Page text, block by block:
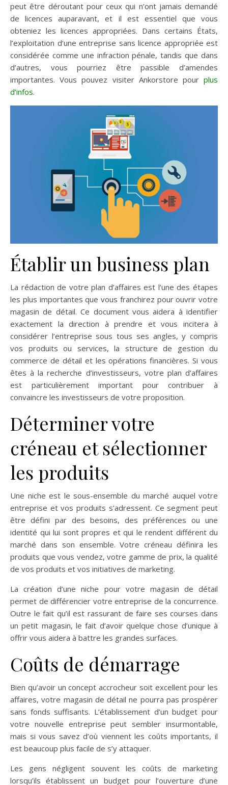
peut être déroutant pour ceux qui n’ont jamais demandé
de licences auparavant, et il est essentiel que vous
obteniez les licences appropriées. Dans certains États,
l’exploitation d’une entreprise sans licence appropriée est
considérée comme une infraction pénale, tandis que dans
d’autres, vous pourriez être passible d’amendes
importantes. Vous pouvez visiter Ankorstore pour plus
d’infos.
Établir un business plan
La rédaction de votre plan d’affaires est l’une des étapes
les plus importantes que vous franchirez pour ouvrir votre
magasin de détail. Ce document vous aidera à identifier
exactement la direction à prendre et vous incitera à
considérer l’entreprise sous tous ses angles, y compris
vos produits ou services, la structure de gestion du
commerce de détail et les opérations financières. Si vous
êtes à la recherche d’investisseurs, votre plan d’affaires
est particulièrement important pour contribuer à
convaincre les investisseurs de votre proposition.
Déterminer votre
créneau et sélectionner
les produits
Une niche est le sous-ensemble du marché auquel votre
entreprise et vos produits s’adressent. Ce segment peut
être défini par des besoins, des préférences ou une
identité qui lui sont propres et qui le rendent différent du
marché dans son ensemble. Votre créneau définira les
produits que vous vendez, votre gamme de prix, la qualité
de vos produits et vos initiatives de marketing.
La création d’une niche pour votre magasin de détail
permet de différencier votre entreprise de la concurrence.
Outre le fait qu’il est rassurant de faire ses courses dans
un petit magasin, le fait d’avoir quelque chose d’unique à
offrir vous aidera à battre les grandes surfaces.
Coûts de démarrage
Bien qu’avoir un concept accrocheur soit excellent pour les
affaires, votre magasin de détail ne pourra pas prospérer
sans fonds suffisants. L’établissement d’un budget pour
votre nouvelle entreprise peut sembler insurmontable,
mais si vous savez d’où viennent les coûts importants, il
est beaucoup plus facile de s’y attaquer.
Les gens négligent souvent les coûts de marketing
lorsqu’ils établissent un budget pour l’ouverture d’une